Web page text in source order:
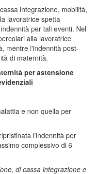
integrazione, mobilità,
lavoratrice spetta
per tali eventi. Nel
alla lavoratrice
mentre l'indennità post-
di maternità.
per astensione
e non quella per
l'indennità per
complessivo di 6
di cassa integrazione e